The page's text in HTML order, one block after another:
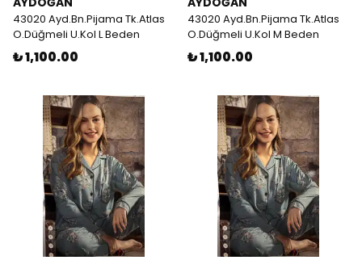
43020 Ayd.Bn.Pijama Tk.Atlas
O.Düğmeli U.Kol L Beden
₺ 1,100.00
43020 Ayd.Bn.Pijama Tk.Atlas
O.Düğmeli U.Kol M Beden
₺ 1,100.00